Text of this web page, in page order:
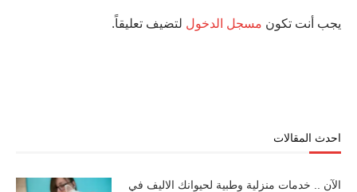
يجب أنت تكون مسجل الدخول لتضيف تعليقاً.
احدث المقالات
الآن .. خدمات منزلية وطبية لحيوانك الاليف في